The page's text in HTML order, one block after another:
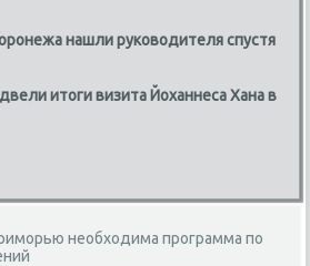
нашли руководителя спустя
итоги визита Йоханнеса Хана в
необходима программа по